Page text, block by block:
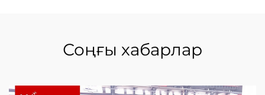
Соңғы хабарлар